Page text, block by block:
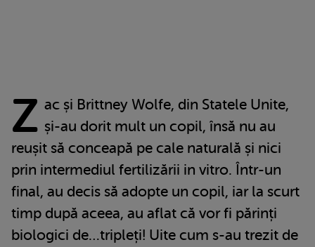
Z ac și Brittney Wolfe, din Statele Unite,
și-au dorit mult un copil, însă nu au
reușit să conceapă pe cale naturală și nici
prin intermediul fertilizării in vitro. Într-un
final, au decis să adopte un copil, iar la scurt
timp după aceea, au aflat că vor fi părinți
biologici de…tripleți! Uite cum s-au trezit de